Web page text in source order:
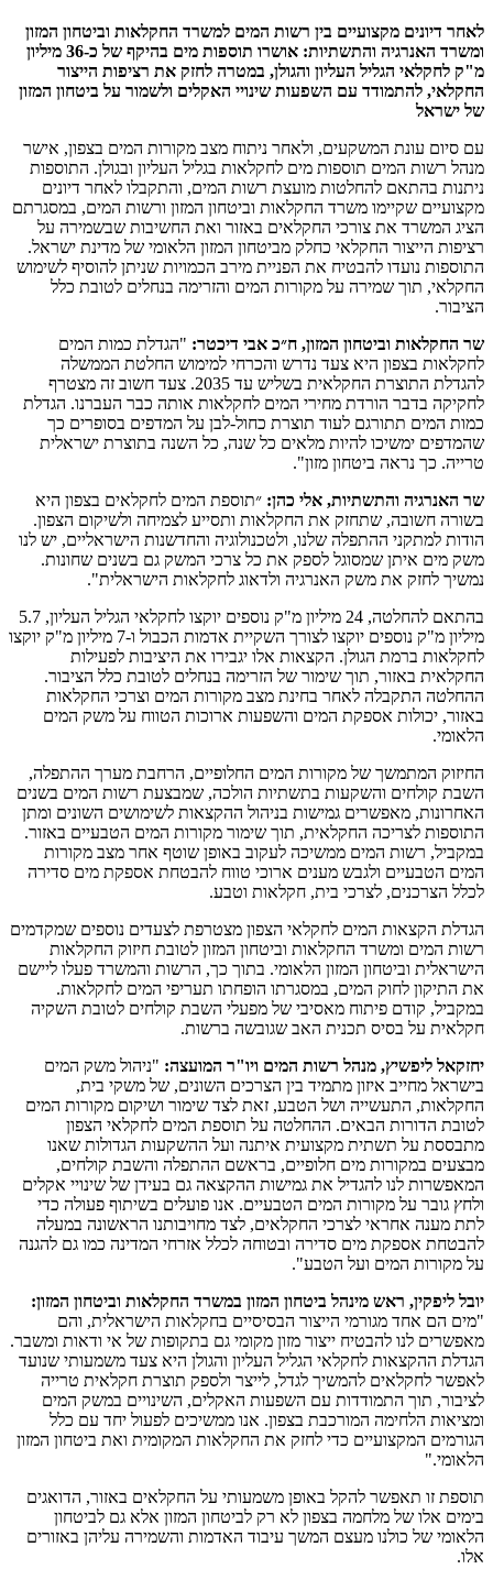
לאחר דיונים מקצועיים בין רשות המים למשרד החקלאות וביטחון המזון
ומשרד האנרגיה והתשתיות: אושרו תוספות מים בהיקף של כ-36 מיליון
מ"ק לחקלאי הגליל העליון והגולן, במטרה לחזק את רציפות הייצור
החקלאי, להתמודד עם השפעות שינויי האקלים ולשמור על ביטחון המזון
של ישראל
עם סיום עונת המשקעים, ולאחר ניתוח מצב מקורות המים בצפון, אישר
מנהל רשות המים תוספות מים לחקלאות בגליל העליון ובגולן. התוספות
ניתנות בהתאם להחלטות מועצת רשות המים, והתקבלו לאחר דיונים
מקצועיים שקיימו משרד החקלאות וביטחון המזון ורשות המים, במסגרתם
הציג המשרד את צורכי החקלאים באזור ואת החשיבות שבשמירה על
רציפות הייצור החקלאי כחלק מביטחון המזון הלאומי של מדינת ישראל.
התוספות נועדו להבטיח את הפניית מירב הכמויות שניתן להוסיף לשימוש
החקלאי, תוך שמירה על מקורות המים והזרימה בנחלים לטובת כלל
הציבור.
שר החקלאות וביטחון המזון, ח״כ אבי דיכטר: "הגדלת כמות המים
לחקלאות בצפון היא צעד נדרש והכרחי למימוש החלטת הממשלה
להגדלת התוצרת החקלאית בשליש עד 2035. צעד חשוב זה מצטרף
לחקיקה בדבר הורדת מחירי המים לחקלאות אותה כבר העברנו. הגדלת
כמות המים תתורגם לעוד תוצרת כחול-לבן על המדפים בסופרים כך
שהמדפים ימשיכו להיות מלאים כל שנה, כל השנה בתוצרת ישראלית
טרייה. כך נראה ביטחון מזון".
שר האנרגיה והתשתיות, אלי כהן: ״תוספת המים לחקלאים בצפון היא
בשורה חשובה, שתחזק את החקלאות ותסייע לצמיחה ולשיקום הצפון.
הודות למתקני ההתפלה שלנו, ולטכנולוגיה והחדשנות הישראליים, יש לנו
משק מים איתן שמסוגל לספק את כל צרכי המשק גם בשנים שחונות.
נמשיך לחזק את משק האנרגיה ולדאוג לחקלאות הישראלית".
בהתאם להחלטה, 24 מיליון מ"ק נוספים יוקצו לחקלאי הגליל העליון, 5.7
מיליון מ"ק נוספים יוקצו לצורך השקיית אדמות הכבול ו-7 מיליון מ"ק יוקצו
לחקלאות ברמת הגולן. הקצאות אלו יגבירו את היציבות לפעילות
החקלאית באזור, תוך שימור של הזרימה בנחלים לטובת כלל הציבור.
ההחלטה התקבלה לאחר בחינת מצב מקורות המים וצרכי החקלאות
באזור, יכולות אספקת המים והשפעות ארוכות הטווח על משק המים
הלאומי.
החיזוק המתמשך של מקורות המים החלופיים, הרחבת מערך ההתפלה,
השבת קולחים והשקעות בתשתיות הולכה, שמבצעת רשות המים בשנים
האחרונות, מאפשרים גמישות בניהול ההקצאות לשימושים השונים ומתן
התוספות לצריכה החקלאית, תוך שימור מקורות המים הטבעיים באזור.
במקביל, רשות המים ממשיכה לעקוב באופן שוטף אחר מצב מקורות
המים הטבעיים ולגבש מענים ארוכי טווח להבטחת אספקת מים סדירה
לכלל הצרכנים, לצרכי בית, חקלאות וטבע.
הגדלת הקצאות המים לחקלאי הצפון מצטרפת לצעדים נוספים שמקדמים
רשות המים ומשרד החקלאות וביטחון המזון לטובת חיזוק החקלאות
הישראלית וביטחון המזון הלאומי. בתוך כך, הרשות והמשרד פעלו ליישם
את התיקון לחוק המים, במסגרתו הופחתו תעריפי המים לחקלאות.
במקביל, קודם פיתוח מאסיבי של מפעלי השבת קולחים לטובת השקיה
חקלאית על בסיס תכנית האב שגובשה ברשות.
יחזקאל ליפשיץ, מנהל רשות המים ויו"ר המועצה: "ניהול משק המים
בישראל מחייב איזון מתמיד בין הצרכים השונים, של משקי בית,
החקלאות, התעשייה ושל הטבע, זאת לצד שימור ושיקום מקורות המים
לטובת הדורות הבאים. ההחלטה על תוספת המים לחקלאי הצפון
מתבססת על תשתית מקצועית איתנה ועל ההשקעות הגדולות שאנו
מבצעים במקורות מים חלופיים, בראשם ההתפלה והשבת קולחים,
המאפשרות לנו להגדיל את גמישות ההקצאה גם בעידן של שינויי אקלים
ולחץ גובר על מקורות המים הטבעיים. אנו פועלים בשיתוף פעולה כדי
לתת מענה אחראי לצרכי החקלאים, לצד מחויבותנו הראשונה במעלה
להבטחת אספקת מים סדירה ובטוחה לכלל אזרחי המדינה כמו גם להגנה
על מקורות המים ועל הטבע".
יובל ליפקין, ראש מינהל ביטחון המזון במשרד החקלאות וביטחון המזון:
"מים הם אחד מגורמי הייצור הבסיסיים בחקלאות הישראלית, והם
מאפשרים לנו להבטיח ייצור מזון מקומי גם בתקופות של אי ודאות ומשבר.
הגדלת ההקצאות לחקלאי הגליל העליון והגולן היא צעד משמעותי שנועד
לאפשר לחקלאים להמשיך לגדל, לייצר ולספק תוצרת חקלאית טרייה
לציבור, תוך התמודדות עם השפעות האקלים, השינויים במשק המים
ומציאות הלחימה המורכבת בצפון. אנו ממשיכים לפעול יחד עם כלל
הגורמים המקצועיים כדי לחזק את החקלאות המקומית ואת ביטחון המזון
הלאומי."
תוספת זו תאפשר להקל באופן משמעותי על החקלאים באזור, הדואגים
בימים אלו של מלחמה בצפון לא רק לביטחון המזון אלא גם לביטחון
הלאומי של כולנו מעצם המשך עיבוד האדמות והשמירה עליהן באזורים
אלו.